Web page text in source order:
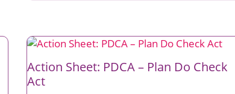
Action Sheet: PDCA – Plan Do Check
Act